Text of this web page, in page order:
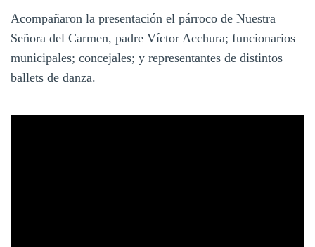
Acompañaron la presentación el párroco de Nuestra
Señora del Carmen, padre Víctor Acchura; funcionarios
municipales; concejales; y representantes de distintos
ballets de danza.